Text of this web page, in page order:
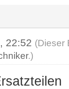
22:52 (Dieser
.)